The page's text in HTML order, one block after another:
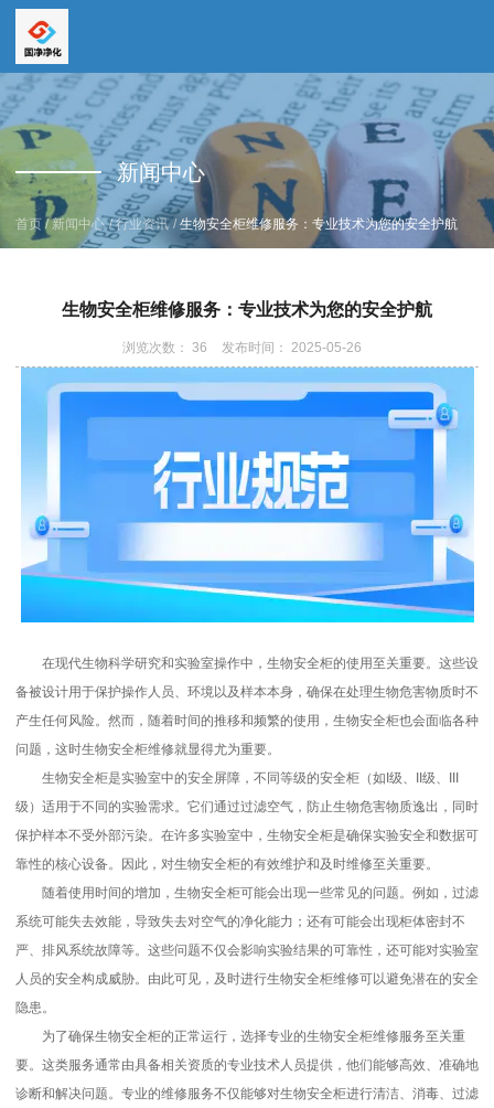
全国服务热线
19157616862
全国服务热线
15669159195新闻中心
首页 /新闻中心 /行业资讯 / 生物安全柜维修服务：专业技术为您的安全护航
生物安全柜维修服务：专业技术为您的安全护航
浏览次数： 36 发布时间： 2025-05-26
在现代生物科学研究和实验室操作中，生物安全柜的使用至关重要。这些设
备被设计用于保护操作人员、环境以及样本本身，确保在处理生物危害物质时不
产生任何风险。然而，随着时间的推移和频繁的使用，生物安全柜也会面临各种
问题，这时生物安全柜维修就显得尤为重要。
生物安全柜是实验室中的安全屏障，不同等级的安全柜（如I级、II级、III
级）适用于不同的实验需求。它们通过过滤空气，防止生物危害物质逸出，同时
保护样本不受外部污染。在许多实验室中，生物安全柜是确保实验安全和数据可
靠性的核心设备。因此，对生物安全柜的有效维护和及时维修至关重要。
随着使用时间的增加，生物安全柜可能会出现一些常见的问题。例如，过滤
系统可能失去效能，导致失去对空气的净化能力；还有可能会出现柜体密封不
严、排风系统故障等。这些问题不仅会影响实验结果的可靠性，还可能对实验室
人员的安全构成威胁。由此可见，及时进行生物安全柜维修可以避免潜在的安全
隐患。
为了确保生物安全柜的正常运行，选择专业的生物安全柜维修服务至关重
要。这类服务通常由具备相关资质的专业技术人员提供，他们能够高效、准确地
诊断和解决问题。专业的维修服务不仅能够对生物安全柜进行清洁、消毒、过滤